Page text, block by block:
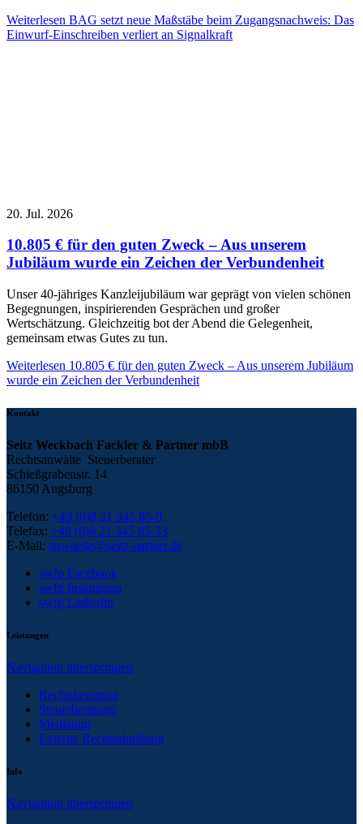
Weiterlesen BAG setzt neue Maßstäbe beim Zugangsnachweis: Das
Einwurf-Einschreiben verliert an Signalkraft
20. Jul. 2026
10.805 € für den guten Zweck – Aus unserem
Jubiläum wurde ein Zeichen der Verbundenheit
Unser 40-jähriges Kanzleijubiläum war geprägt von vielen schönen
Begegnungen, inspirierenden Gesprächen und großer
Wertschätzung. Gleichzeitig bot der Abend die Gelegenheit,
gemeinsam etwas Gutes zu tun.
Weiterlesen 10.805 € für den guten Zweck – Aus unserem Jubiläum
wurde ein Zeichen der Verbundenheit
Kontakt
Seitz Weckbach Fackler & Partner mbB
Rechtsanwälte Steuerberater
Schießgrabenstr. 14
86150 Augsburg
Telefon: +49 (0)8 21 345 85-0
Telefax: +49 (0)8 21 345 85-33
E-Mail: anwaelte@seitz-partner.de
swfp Facebook
swfp Instargram
swfp Linkedin
Leistungen
Navigation überspringen
Rechtsberatung
Steuerberatung
Mediation
Externe Rechtsabteilung
Info
Navigation überspringen